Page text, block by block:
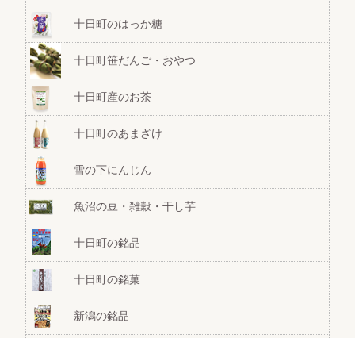
十日町のはっか糖
十日町笹だんご・おやつ
十日町産のお茶
十日町のあまざけ
雪の下にんじん
魚沼の豆・雑穀・干し芋
十日町の銘品
十日町の銘菓
新潟の銘品